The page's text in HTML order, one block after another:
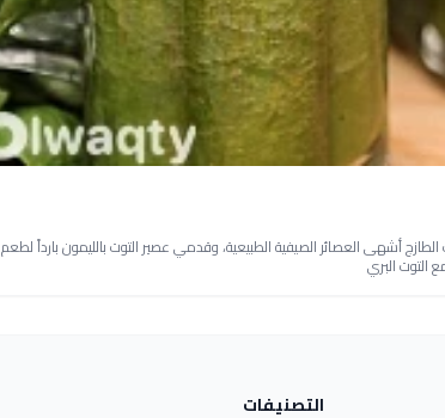
أشهى العصائر الصيفية الطبيعية، وقدمي عصير التوت بالليمون بارداً لطعم
التوت البري
التصنيفات